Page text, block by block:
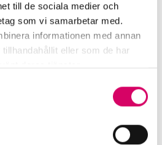
till de sociala medier och
som vi samarbetar med.
informationen med annan
eller som de har